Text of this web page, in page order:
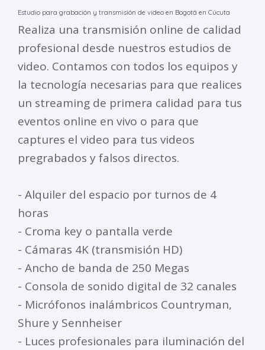
Estudio para grabación y transmisión de video en Bogotá en Cúcuta
Realiza una transmisión online de calidad
profesional desde nuestros estudios de
video. Contamos con todos los equipos y
la tecnología necesarias para que realices
un streaming de primera calidad para tus
eventos online en vivo o para que
captures el video para tus videos
pregrabados y falsos directos.
- Alquiler del espacio por turnos de 4
horas
- Croma key o pantalla verde
- Cámaras 4K (transmisión HD)
- Ancho de banda de 250 Megas
- Consola de sonido digital de 32 canales
- Micrófonos inalámbricos Countryman,
Shure y Sennheiser
- Luces profesionales para iluminación del